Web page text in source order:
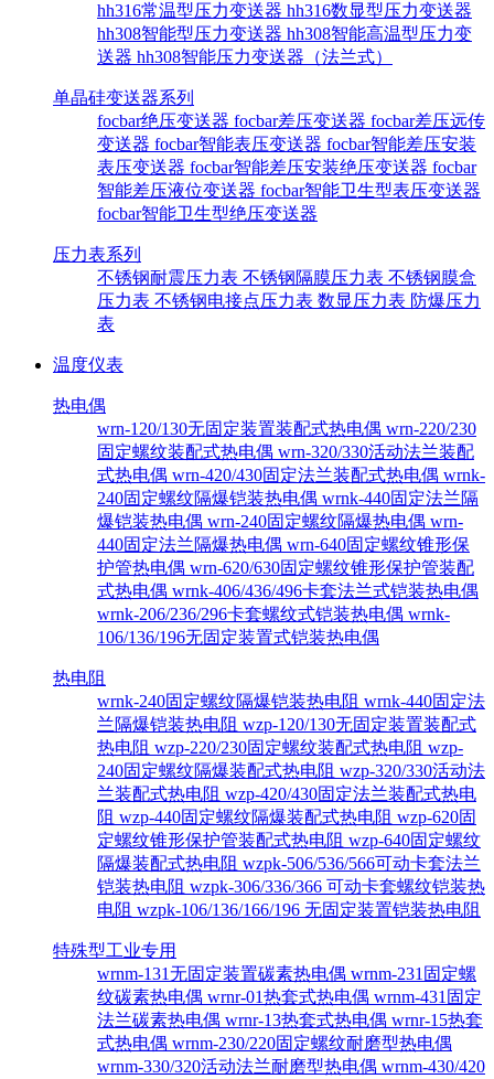
hh316常温型压力变送器 hh316数显型压力变送器
hh308智能型压力变送器 hh308智能高温型压力变
送器 hh308智能压力变送器（法兰式）
单晶硅变送器系列
focbar绝压变送器 focbar差压变送器 focbar差压远传
变送器 focbar智能表压变送器 focbar智能差压安装
表压变送器 focbar智能差压安装绝压变送器 focbar
智能差压液位变送器 focbar智能卫生型表压变送器
focbar智能卫生型绝压变送器
压力表系列
不锈钢耐震压力表 不锈钢隔膜压力表 不锈钢膜盒
压力表 不锈钢电接点压力表 数显压力表 防爆压力
表
温度仪表
热电偶
wrn-120/130无固定装置装配式热电偶 wrn-220/230
固定螺纹装配式热电偶 wrn-320/330活动法兰装配
式热电偶 wrn-420/430固定法兰装配式热电偶 wrnk-
240固定螺纹隔爆铠装热电偶 wrnk-440固定法兰隔
爆铠装热电偶 wrn-240固定螺纹隔爆热电偶 wrn-
440固定法兰隔爆热电偶 wrn-640固定螺纹锥形保
护管热电偶 wrn-620/630固定螺纹锥形保护管装配
式热电偶 wrnk-406/436/496卡套法兰式铠装热电偶
wrnk-206/236/296卡套螺纹式铠装热电偶 wrnk-
106/136/196无固定装置式铠装热电偶
热电阻
wrnk-240固定螺纹隔爆铠装热电阻 wrnk-440固定法
兰隔爆铠装热电阻 wzp-120/130无固定装置装配式
热电阻 wzp-220/230固定螺纹装配式热电阻 wzp-
240固定螺纹隔爆装配式热电阻 wzp-320/330活动法
兰装配式热电阻 wzp-420/430固定法兰装配式热电
阻 wzp-440固定螺纹隔爆装配式热电阻 wzp-620固
定螺纹锥形保护管装配式热电阻 wzp-640固定螺纹
隔爆装配式热电阻 wzpk-506/536/566可动卡套法兰
铠装热电阻 wzpk-306/336/366 可动卡套螺纹铠装热
电阻 wzpk-106/136/166/196 无固定装置铠装热电阻
特殊型工业专用
wrnm-131无固定装置碳素热电偶 wrnm-231固定螺
纹碳素热电偶 wrnr-01热套式热电偶 wrnm-431固定
法兰碳素热电偶 wrnr-13热套式热电偶 wrnr-15热套
式热电偶 wrnm-230/220固定螺纹耐磨型热电偶
wrnm-330/320活动法兰耐磨型热电偶 wrnm-430/420